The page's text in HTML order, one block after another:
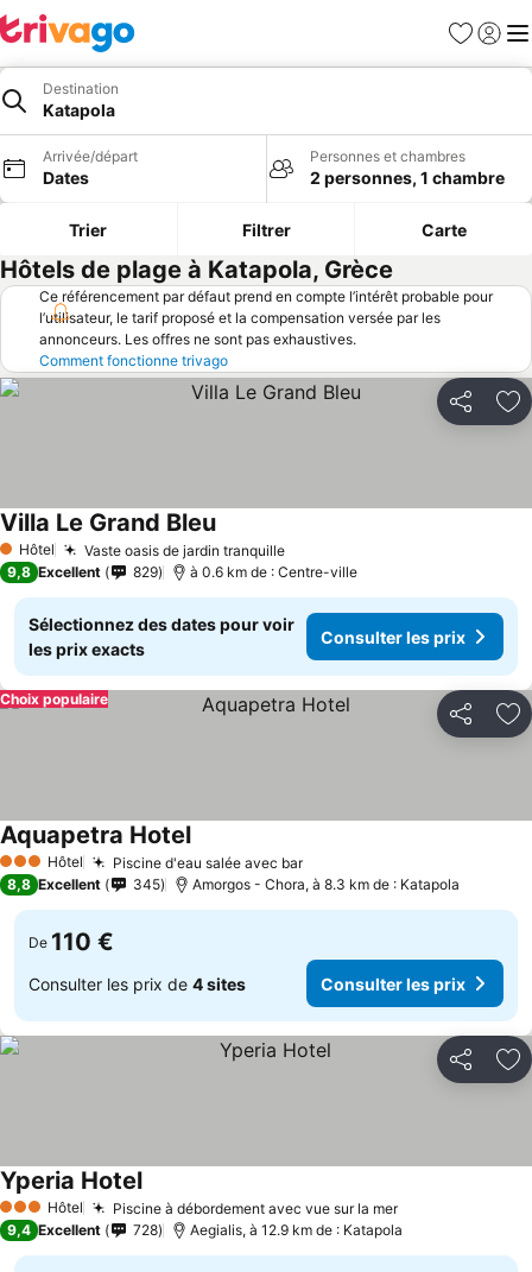
Favoris
Se
Destination
Katapola
Arrivée/départ
Dates
Personnes et chambres
2 personnes, 1 chambre
Trier Filtrer Carte
Hôtels de plage à Katapola, Grèce
Ce référencement par défaut prend en compte l’intérêt probable pour
l’utilisateur, le tarif proposé et la compensation versée par les
annonceurs. Les offres ne sont pas exhaustives.
Comment fonctionne trivago
Partager
1 Étoiles
Hôtel Vaste oasis de jardin tranquille
Villa Le Grand Bleu
9,8 Excellent 829 à 0.6 km de : Centre-ville
Sélectionnez des dates pour voir
les prix exacts
Consulter les prix
Partager
Choix populaire
3 ÉtoilesHôtel Piscine d'eau salée avec bar
Aquapetra Hotel
8,8 Excellent 345 Amorgos - Chora, à 8.3 km de : Katapola
De 110 €
Consulter les prix de 4 sites Consulter les prix
Partager
3 ÉtoilesHôtel Piscine à débordement avec vue sur la mer
Yperia Hotel
9,4 Excellent 728 Aegialis, à 12.9 km de : Katapola